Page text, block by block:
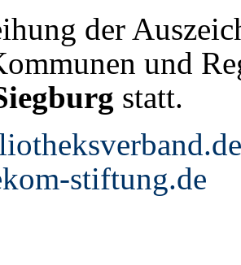
der
und
statt.
stiftung.de